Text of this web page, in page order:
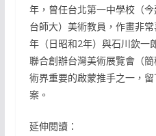
年，曾任台北第一中學校（
台師大）美術教員，作畫非
年（日昭和2年）與石川欽一
聯合創辦台灣美術展覽會（
術界重要的啟蒙推手之一，
案。
延伸閱讀：